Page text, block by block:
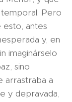
Pero
esto, antes
y, en
imaginárselo
sino
arrastraba a
y depravada,